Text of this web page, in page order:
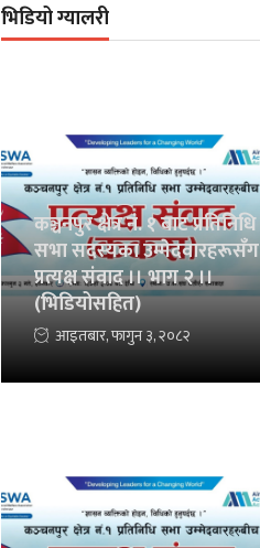
भिडियो ग्यालरी
कञ्चनपुर क्षेत्र नं. १ बाट प्रतिनिधि
सभा सदस्यका उम्मेदवारहरूसँग
प्रत्यक्ष संवाद ।। भाग २ ।।
(भिडियोसहित)
आइतबार, फागुन ३, २०८२